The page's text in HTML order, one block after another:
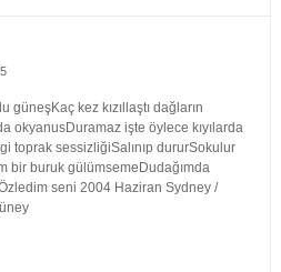
kez kızıllaştı dağların
okyanusDuramaz işte öylece kıyılarda
toprak sessizliğiSalınıp dururSokulur
bir buruk gülümsemeDudağımda
seni 2004 Haziran Sydney /